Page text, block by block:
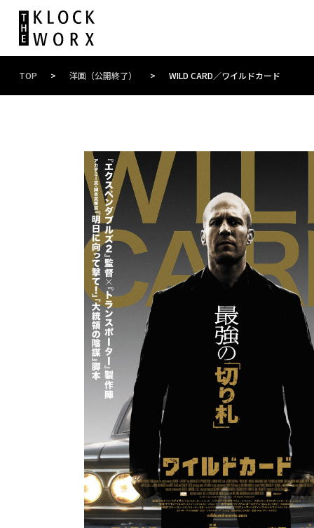
TOP > 洋画（公開終了） > WILD CARD／ワイルドカード